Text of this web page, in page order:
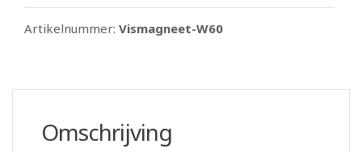
Artikelnummer: Vismagneet-W60
Omschrijving